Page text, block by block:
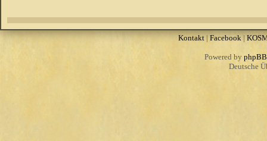
Kontakt|Facebook|
Powered by phpBB
Deutsche